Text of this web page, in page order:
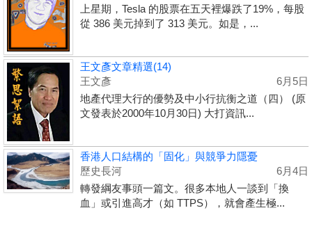
上星期，Tesla 的股票在五天裡爆跌了19%，每股
從 386 美元掉到了 313 美元。如是，...
王文彥文章精選(14)
王文彥
6月5日
地產代理大行的優勢及中小行抗衡之道（四） (原
文發表於2000年10月30日) 大打資訊...
香港人口結構的「固化」與競爭力隱憂
歷史長河
6月4日
轉發綱友事頭一篇文。很多本地人一談到「換
血」或引進高才（如 TTPS），就會產生極...